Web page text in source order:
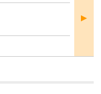
部屋
詳細